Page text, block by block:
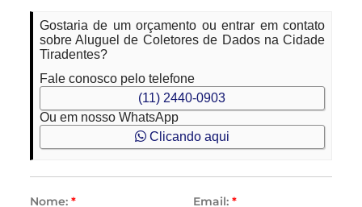
Gostaria de um orçamento ou entrar em contato
sobre Aluguel de Coletores de Dados na Cidade
Tiradentes?
Fale conosco pelo telefone
(11) 2440-0903
Ou em nosso WhatsApp
Clicando aqui
Nome: * Email: *